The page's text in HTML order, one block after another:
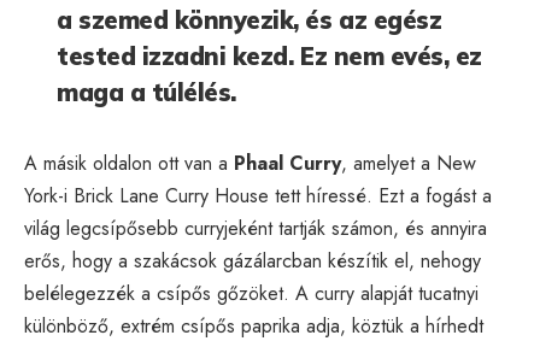
a szemed könnyezik, és az egész
tested izzadni kezd. Ez nem evés, ez
maga a túlélés.
A másik oldalon ott van a Phaal Curry, amelyet a New
York-i Brick Lane Curry House tett híressé. Ezt a fogást a
világ legcsípősebb curryjeként tartják számon, és annyira
erős, hogy a szakácsok gázálarcban készítik el, nehogy
belélegezzék a csípős gőzöket. A curry alapját tucatnyi
különböző, extrém csípős paprika adja, köztük a hírhedt